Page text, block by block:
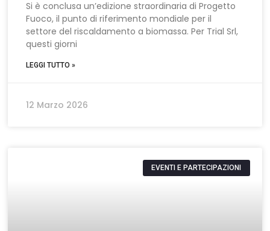
Si è conclusa un’edizione straordinaria di Progetto
Fuoco, il punto di riferimento mondiale per il
settore del riscaldamento a biomassa. Per Trial Srl,
questi giorni
LEGGI TUTTO »
12 Marzo 2026
EVENTI E PARTECIPAZIONI